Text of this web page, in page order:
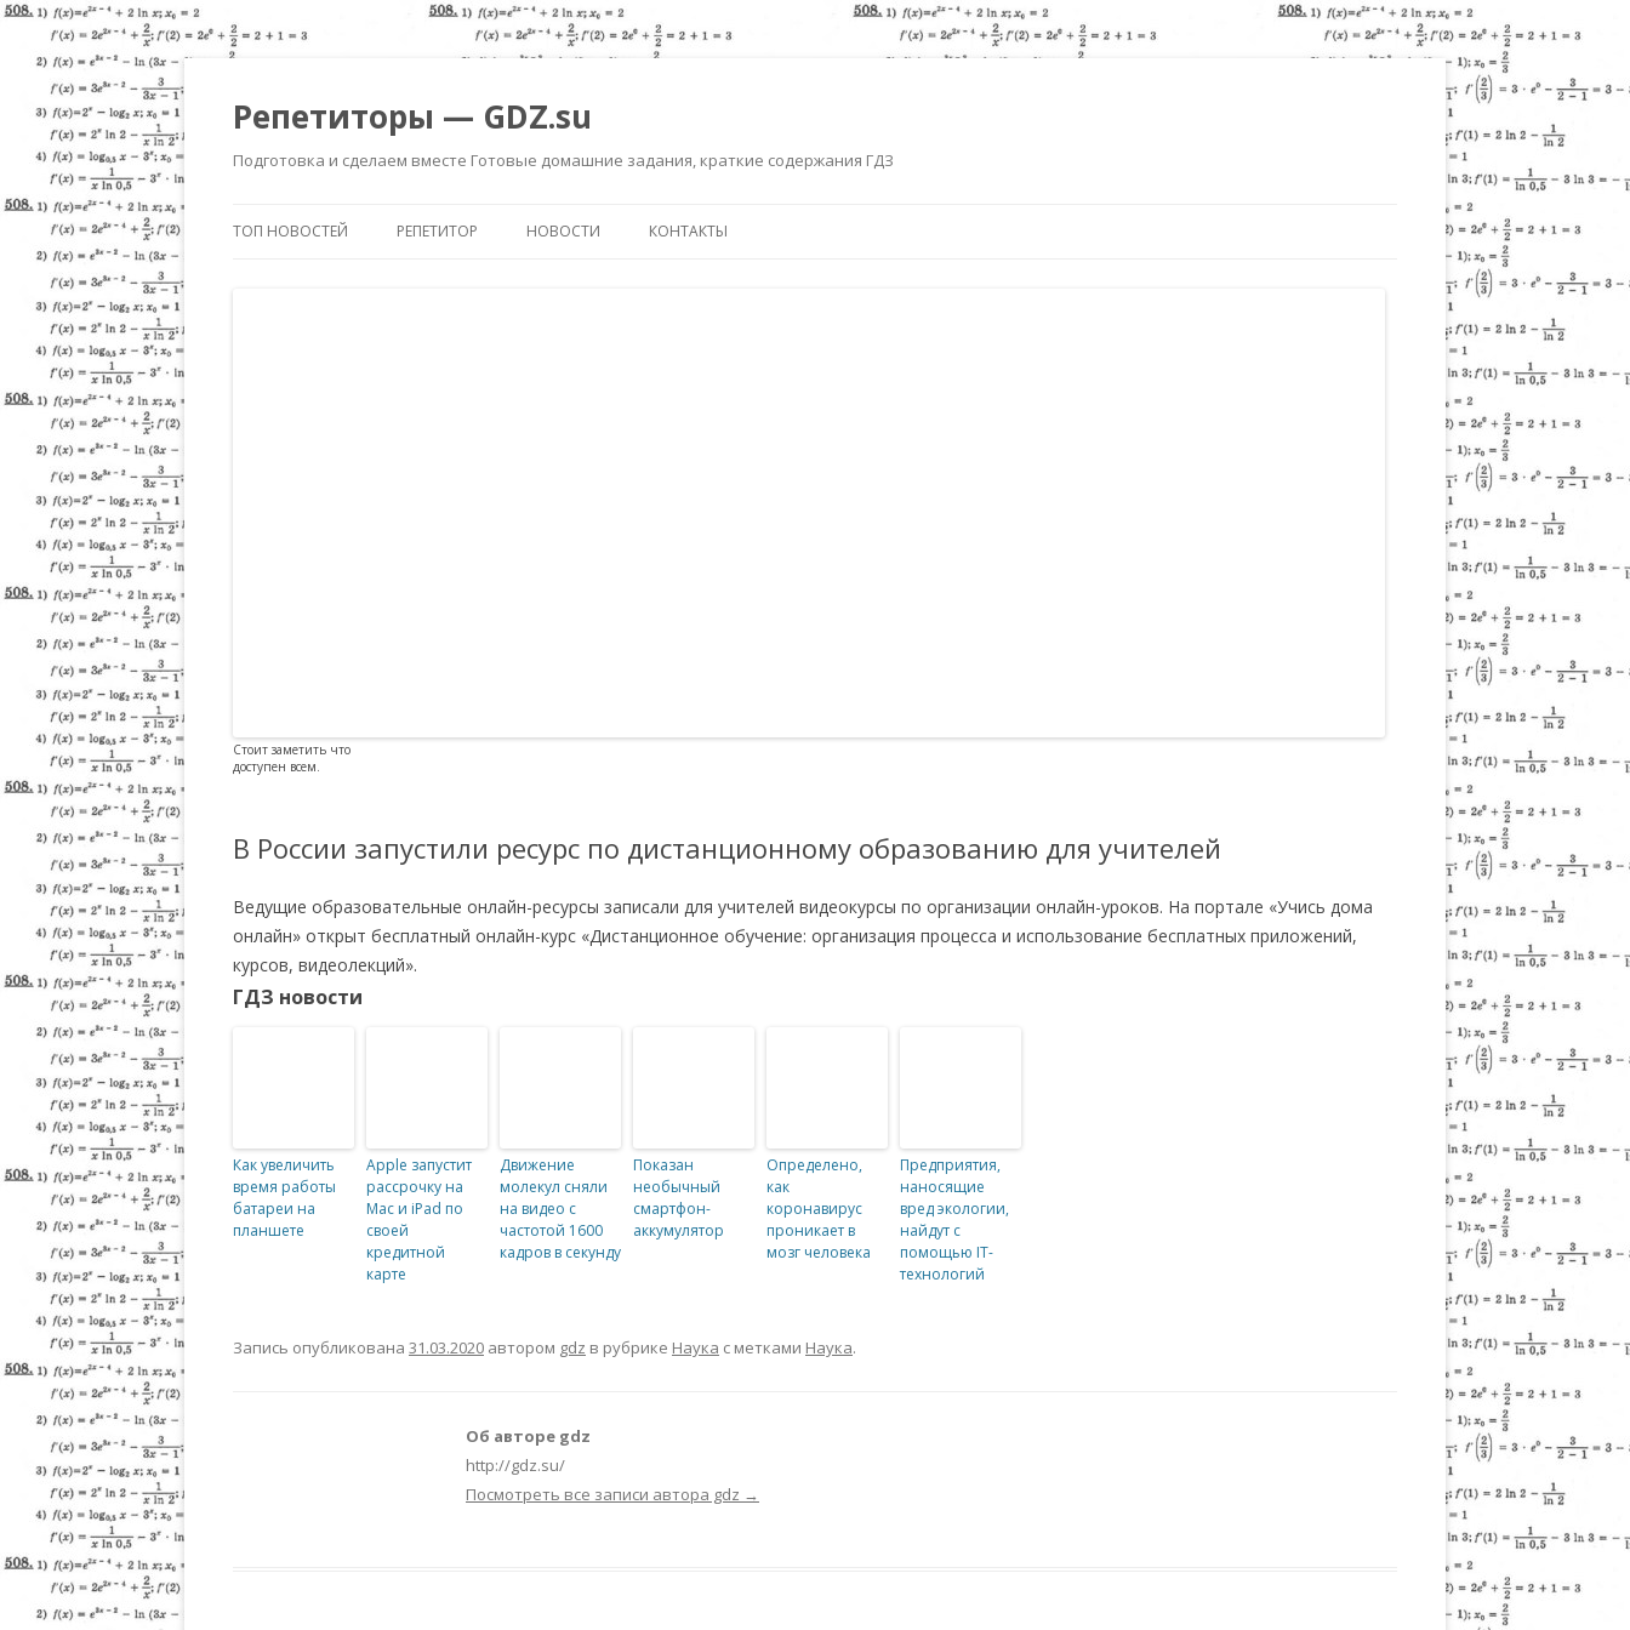
Репетиторы — GDZ.su
Подготовка и сделаем вместе Готовые домашние задания, краткие содержания ГДЗ
ТОП НОВОСТЕЙ РЕПЕТИТОР НОВОСТИ КОНТАКТЫ
Стоит заметить что
доступен всем.
В России запустили ресурс по дистанционному образованию для учителей
Ведущие образовательные онлайн-ресурсы записали для учителей видеокурсы по организации онлайн-уроков. На портале «Учись дома
онлайн» открыт бесплатный онлайн-курс «Дистанционное обучение: организация процесса и использование бесплатных приложений,
курсов, видеолекций».
ГДЗ новости
Как увеличить
время работы
батареи на
планшете
Apple запустит
рассрочку на
Mac и iPad по
своей
кредитной
карте
Движение
молекул сняли
на видео с
частотой 1600
кадров в секунду
Показан
необычный
смартфон-
аккумулятор
Определено,
как
коронавирус
проникает в
мозг человека
Предприятия,
наносящие
вред экологии,
найдут с
помощью IT-
технологий
Запись опубликована 31.03.2020 автором gdz в рубрике Наука с метками Наука.
Об авторе gdz
http://gdz.su/
Посмотреть все записи автора gdz →